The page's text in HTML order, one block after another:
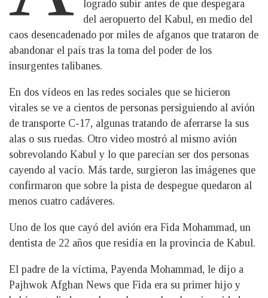
logrado subir antes de que despegara
del aeropuerto del Kabul, en medio del
caos desencadenado por miles de afganos que trataron de
abandonar el país tras la toma del poder de los
insurgentes talibanes.
En dos vídeos en las redes sociales que se hicieron
virales se ve a cientos de personas persiguiendo al avión
de transporte C-17, algunas tratando de aferrarse la sus
alas o sus ruedas. Otro video mostró al mismo avión
sobrevolando Kabul y lo que parecían ser dos personas
cayendo al vacío. Más tarde, surgieron las imágenes que
confirmaron que sobre la pista de despegue quedaron al
menos cuatro cadáveres.
Uno de los que cayó del avión era Fida Mohammad, un
dentista de 22 años que residía en la provincia de Kabul.
El padre de la víctima, Payenda Mohammad, le dijo a
Pajhwok Afghan News que Fida era su primer hijo y